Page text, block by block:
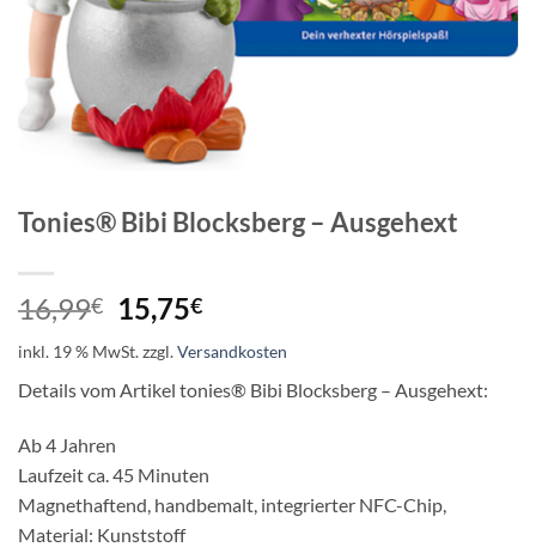
Tonies® Bibi Blocksberg – Ausgehext
16,99€
Ursprünglicher
Preis
war:
16,99€
15,75€Aktueller
ist:
15,75€.
inkl. 19 % MwSt.zzgl.Versandkosten
Details vom Artikel tonies® Bibi Blocksberg – Ausgehext:
Ab 4 Jahren
Laufzeit ca. 45 Minuten
Magnethaftend, handbemalt, integrierter NFC-Chip,
Material: Kunststoff